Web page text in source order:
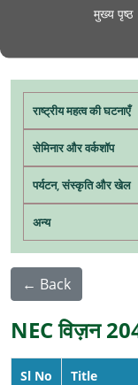
मुख्य पृष्ठ
राष्ट्रीय महत्व की घटनाएँ
सेमिनार और वर्कशॉप
पर्यटन, संस्कृति और खेल
अन्य
← Back
NEC विज़न
Sl No Title